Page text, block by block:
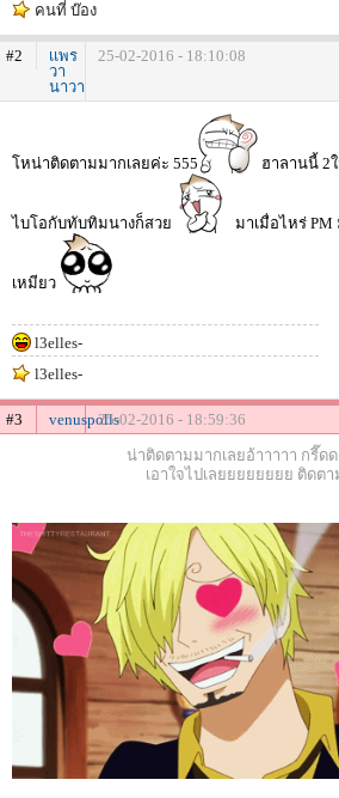
คนที่ บ๊อง
#2
เเพร
วา
นาวา
25-02-2016 - 18:10:08
โหน่าติดตามมากเลยค่ะ 555 ฮาลานนี้ 2ใ
ไบโอกับทับทิมนางก็สวย มาเมื่อไหร่
เหมียว
l3elles-
l3elles-
#3 venuspolls25-02-2016 - 18:59:36
น่าติดตามมากเลยอ้าาาาา กรี๊ด
เอาใจไปเลยยยยยยยย ติดต